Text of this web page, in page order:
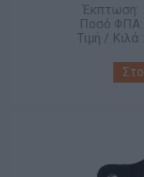
Έκπτωση:
Ποσό ΦΠΑ:
Τιμή / Κιλά :